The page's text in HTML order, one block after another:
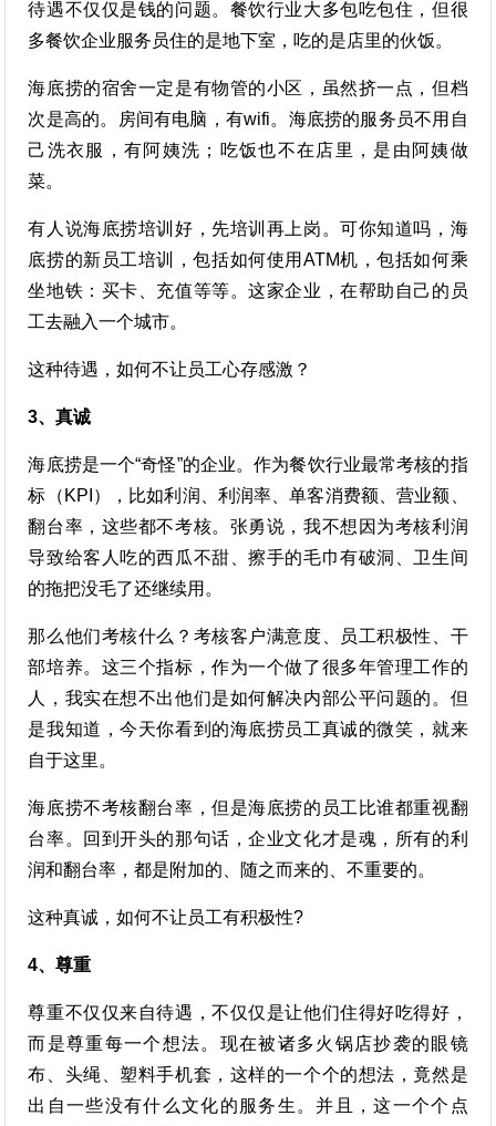
待遇不仅仅是钱的问题。餐饮行业大多包吃包住，但很
多餐饮企业服务员住的是地下室，吃的是店里的伙饭。
海底捞的宿舍一定是有物管的小区，虽然挤一点，但档
次是高的。房间有电脑，有wifi。海底捞的服务员不用自
己洗衣服，有阿姨洗；吃饭也不在店里，是由阿姨做
菜。
有人说海底捞培训好，先培训再上岗。可你知道吗，海
底捞的新员工培训，包括如何使用ATM机，包括如何乘
坐地铁：买卡、充值等等。这家企业，在帮助自己的员
工去融入一个城市。
这种待遇，如何不让员工心存感激？
3、真诚
海底捞是一个“奇怪”的企业。作为餐饮行业最常考核的指
标（KPI），比如利润、利润率、单客消费额、营业额、
翻台率，这些都不考核。张勇说，我不想因为考核利润
导致给客人吃的西瓜不甜、擦手的毛巾有破洞、卫生间
的拖把没毛了还继续用。
那么他们考核什么？考核客户满意度、员工积极性、干
部培养。这三个指标，作为一个做了很多年管理工作的
人，我实在想不出他们是如何解决内部公平问题的。但
是我知道，今天你看到的海底捞员工真诚的微笑，就来
自于这里。
海底捞不考核翻台率，但是海底捞的员工比谁都重视翻
台率。回到开头的那句话，企业文化才是魂，所有的利
润和翻台率，都是附加的、随之而来的、不重要的。
这种真诚，如何不让员工有积极性?
4、尊重
尊重不仅仅来自待遇，不仅仅是让他们住得好吃得好，
而是尊重每一个想法。现在被诸多火锅店抄袭的眼镜
布、头绳、塑料手机套，这样的一个个的想法，竟然是
出自一些没有什么文化的服务生。并且，这一个个点